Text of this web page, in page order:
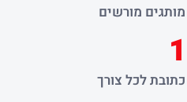
מותגים מורשים
1
כתובת לכל צורך